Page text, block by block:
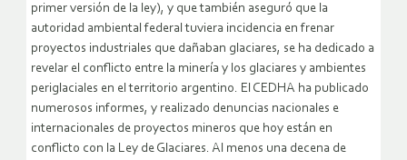
primer versión de la ley), y que también aseguró que la
autoridad ambiental federal tuviera incidencia en frenar
proyectos industriales que dañaban glaciares, se ha dedicado a
revelar el conflicto entre la minería y los glaciares y ambientes
periglaciales en el territorio argentino. El CEDHA ha publicado
numerosos informes, y realizado denuncias nacionales e
internacionales de proyectos mineros que hoy están en
conflicto con la Ley de Glaciares. Al menos una decena de